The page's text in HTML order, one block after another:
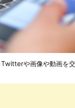
や画像や動画を交